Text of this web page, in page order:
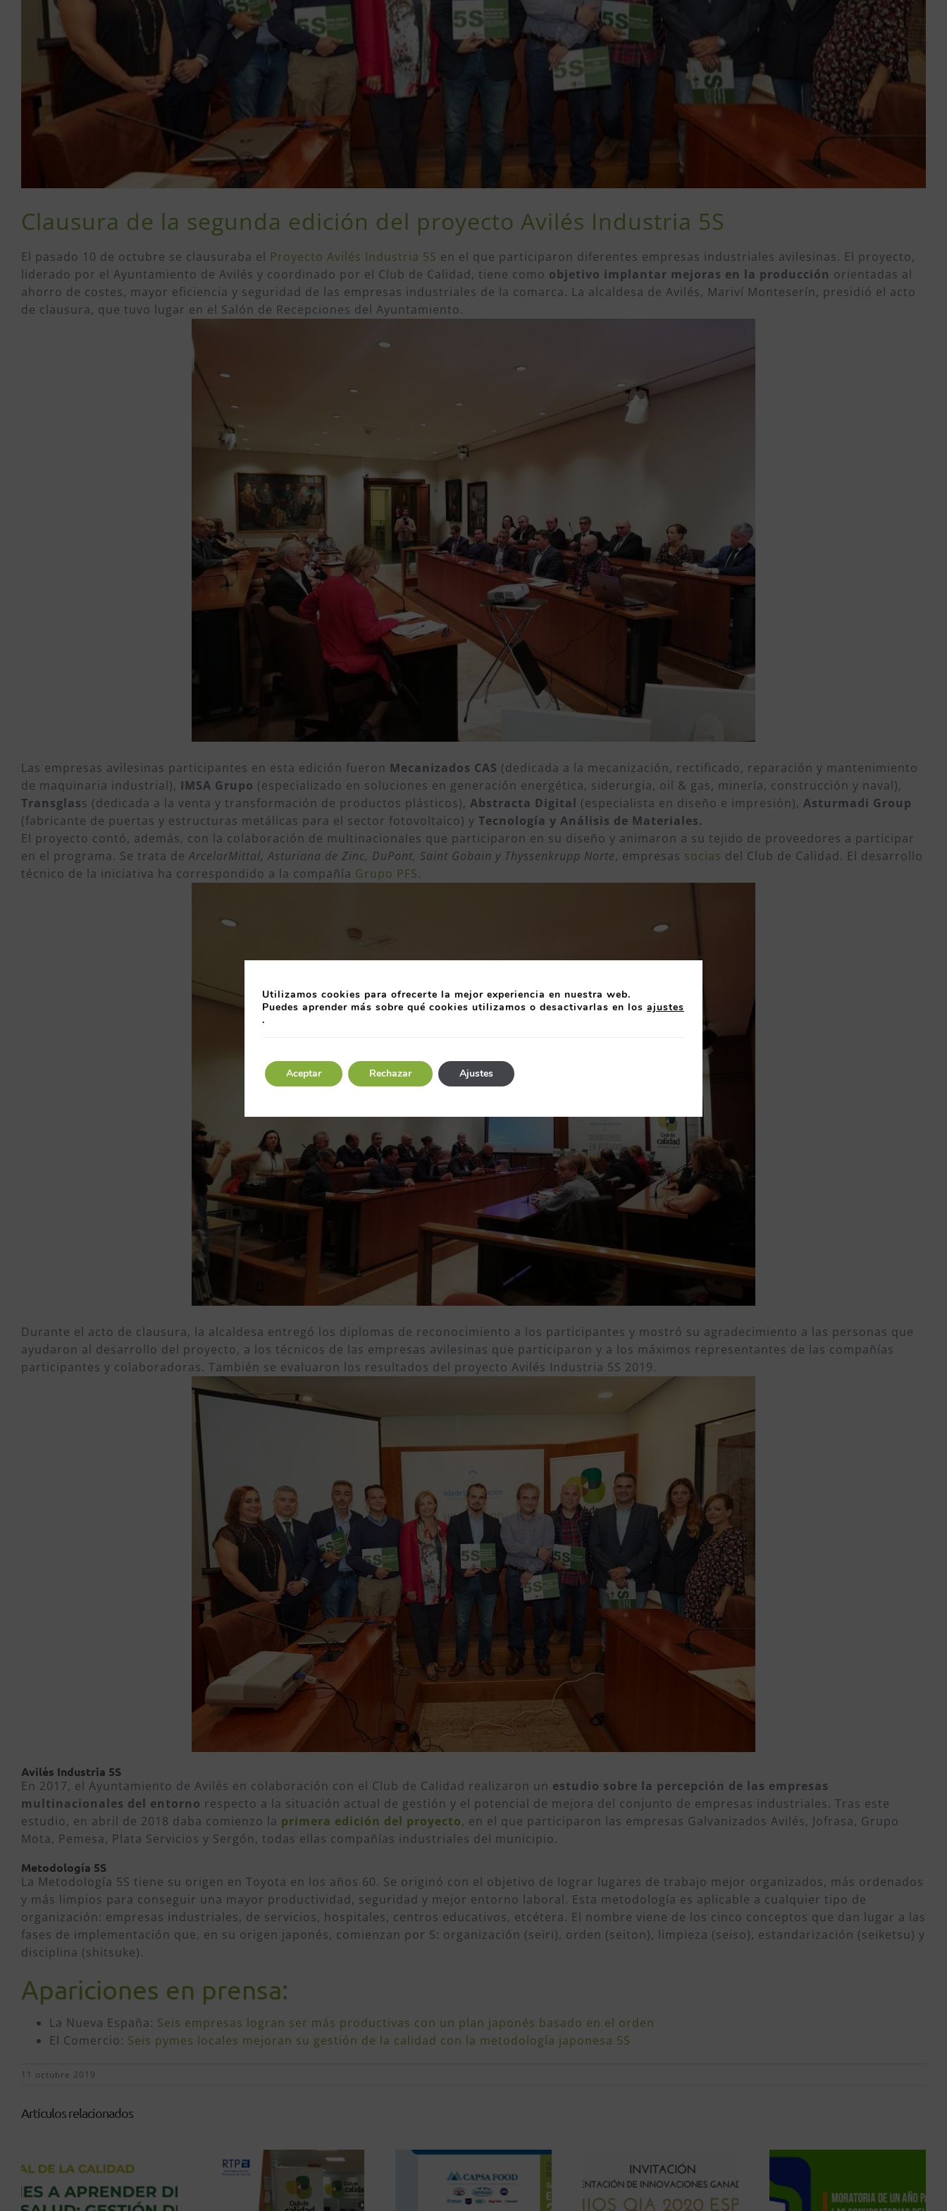
Clausura de la segunda edición del proyecto Avilés Industria 5S
El pasado 10 de octubre se clausuraba el Proyecto Avilés Industria 5S en el que participaron diferentes empresas industriales avilesinas. El proyecto,
liderado por el Ayuntamiento de Avilés y coordinado por el Club de Calidad, tiene como objetivo implantar mejoras en la producción orientadas al
ahorro de costes, mayor eficiencia y seguridad de las empresas industriales de la comarca. La alcaldesa de Avilés, Mariví Monteserín, presidió el acto
de clausura, que tuvo lugar en el Salón de Recepciones del Ayuntamiento.
Las empresas avilesinas participantes en esta edición fueron Mecanizados CAS (dedicada a la mecanización, rectificado, reparación y mantenimiento
de maquinaria industrial), IMSA Grupo (especializado en soluciones en generación energética, siderurgia, oil & gas, minería, construcción y naval),
Transglass (dedicada a la venta y transformación de productos plásticos), Abstracta Digital (especialista en diseño e impresión), Asturmadi Group
(fabricante de puertas y estructuras metálicas para el sector fotovoltaico) y Tecnología y Análisis de Materiales.
El proyecto contó, además, con la colaboración de multinacionales que participaron en su diseño y animaron a su tejido de proveedores a participar
en el programa. Se trata deArcelorMittal, Asturiana de Zinc, DuPont, Saint Gobain y Thyssenkrupp Norte, empresas socias del Club de Calidad. El desarrollo
técnico de la iniciativa ha correspondido a la compañía Grupo PFS.
Durante el acto de clausura, la alcaldesa entregó los diplomas de reconocimiento a los participantes y mostró su agradecimiento a las personas que
ayudaron al desarrollo del proyecto, a los técnicos de las empresas avilesinas que participaron y a los máximos representantes de las compañías
participantes y colaboradoras. También se evaluaron los resultados del proyecto Avilés Industria 5S 2019.
Avilés Industria 5S
En 2017, el Ayuntamiento de Avilés en colaboración con el Club de Calidad realizaron un estudio sobre la percepción de las empresas
multinacionales del entorno respecto a la situación actual de gestión y el potencial de mejora del conjunto de empresas industriales. Tras este
estudio, en abril de 2018 daba comienzo la primera edición del proyecto, en el que participaron las empresas Galvanizados Avilés, Jofrasa, Grupo
Mota, Pemesa, Plata Servicios y Sergón, todas ellas compañías industriales del municipio.
Metodología 5S
La Metodología 5S tiene su origen en Toyota en los años 60. Se originó con el objetivo de lograr lugares de trabajo mejor organizados, más ordenados
y más limpios para conseguir una mayor productividad, seguridad y mejor entorno laboral. Esta metodología es aplicable a cualquier tipo de
organización: empresas industriales, de servicios, hospitales, centros educativos, etcétera. El nombre viene de los cinco conceptos que dan lugar a las
fases de implementación que, en su origen japonés, comienzan por S: organización (seiri), orden (seiton), limpieza (seiso), estandarización (seiketsu) y
disciplina (shitsuke).
Apariciones en prensa:
La Nueva España: Seis empresas logran ser más productivas con un plan japonés basado en el orden
El Comercio: Seis pymes locales mejoran su gestión de la calidad con la metodología japonesa 5S
11 octubre 2019
Artículos relacionados
Utilizamos cookies para ofrecerte la mejor experiencia en nuestra web.
Puedes aprender más sobre qué cookies utilizamos o desactivarlas en los ajustes
.
Aceptar Rechazar Ajustes